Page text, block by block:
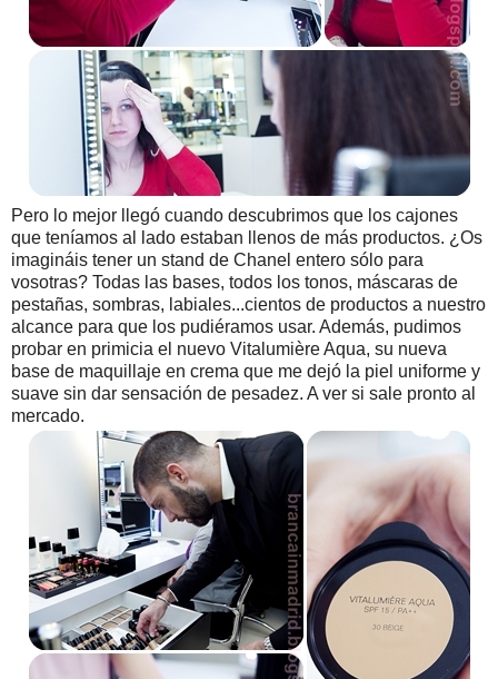
Pero lo mejor llegó cuando descubrimos que los cajones
que teníamos al lado estaban llenos de más productos. ¿Os
imagináis tener un stand de Chanel entero sólo para
vosotras? Todas las bases, todos los tonos, máscaras de
pestañas, sombras, labiales...cientos de productos a nuestro
alcance para que los pudiéramos usar. Además, pudimos
probar en primicia el nuevo Vitalumière Aqua, su nueva
base de maquillaje en crema que me dejó la piel uniforme y
suave sin dar sensación de pesadez. A ver si sale pronto al
mercado.